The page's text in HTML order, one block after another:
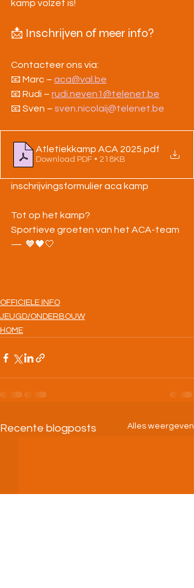
kamp volzet is!
📩 Inschrijven of meer info?
Contacteer ons via:
📧 Marc – aca@val.be
📧 Rudi – rudi.neven1@telenet.be
📧 Sven – sven.nicolaij@telenet.be
Atletiekkamp ACA 2025.pdf
Download PDF • 218KB
inschrijvingsformulier aca kamp
Tot op het kamp?
Sportieve groeten van het ACA-team
—  🧡🖤🤍
OFFICIELE INFO
JEUGD/ONDERBOUW
HOME
Recente blogposts Alles weergeven